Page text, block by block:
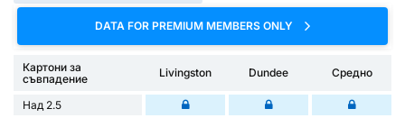
DATA FOR PREMIUM MEMBERS ONLY
Картони за
съвпадение
Livingston Dundee Средно
Над 2.5